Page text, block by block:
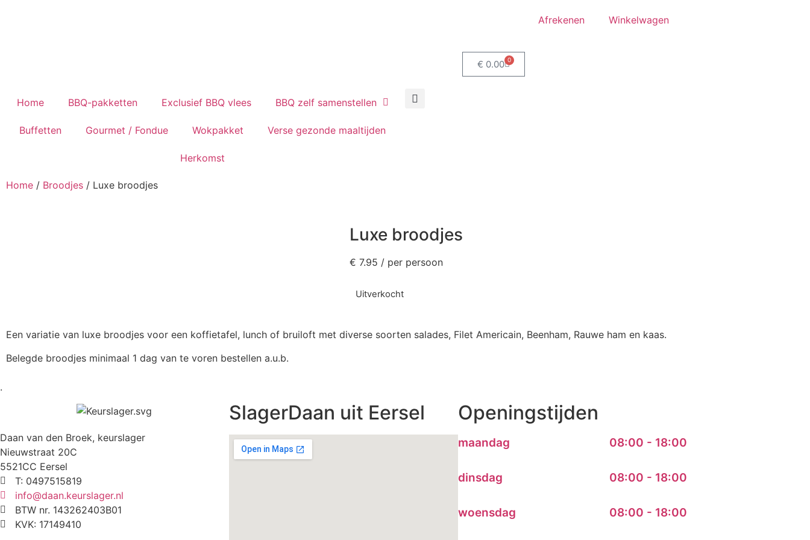
Afrekenen Winkelwagen
€ 0.00 0
Home BBQ-pakketten Exclusief BBQ vlees BBQ zelf samenstellen
Buffetten Gourmet / Fondue Wokpakket Verse gezonde maaltijden
Herkomst
Home / Broodjes / Luxe broodjes
Luxe broodjes
€ 7.95 / per persoon
Uitverkocht
Een variatie van luxe broodjes voor een koffietafel, lunch of bruiloft met diverse soorten salades, Filet Americain, Beenham, Rauwe ham en kaas.
Belegde broodjes minimaal 1 dag van te voren bestellen a.u.b.
.
Daan van den Broek, keurslager
Nieuwstraat 20C
5521CC Eersel
T: 0497515819
info@daan.keurslager.nl
BTW nr. 143262403B01
KVK: 17149410
SlagerDaan uit Eersel Openingstijden
maandag 08:00 - 18:00
dinsdag 08:00 - 18:00
woensdag 08:00 - 18:00